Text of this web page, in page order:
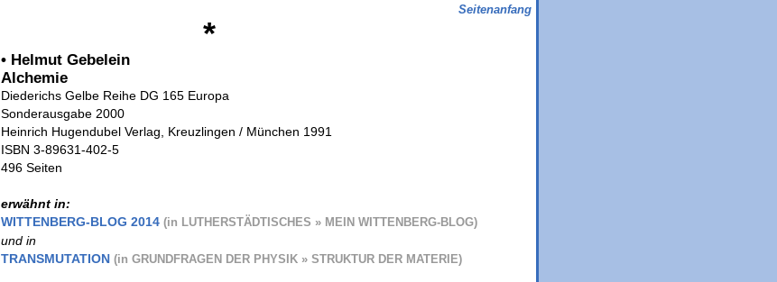
Seitenanfang
*
• Helmut Gebelein
Alchemie
Diederichs Gelbe Reihe DG 165 Europa
Sonderausgabe 2000
Heinrich Hugendubel Verlag, Kreuzlingen / München 1991
ISBN 3-89631-402-5
496 Seiten
erwähnt in:
WITTENBERG-BLOG 2014 (in LUTHERSTÄDTISCHES » MEIN WITTENBERG-BLOG)
und in
TRANSMUTATION (in GRUNDFRAGEN DER PHYSIK » STRUKTUR DER MATERIE)